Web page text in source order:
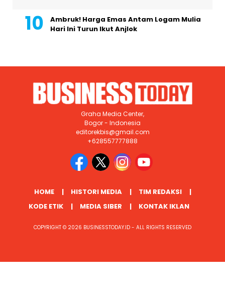
Ambruk! Harga Emas Antam Logam Mulia
Hari Ini Turun Ikut Anjlok
Graha Media Center,
Bogor - Indonesia
editorekbis@gmail.com
+628557777888
HOME HISTORI MEDIA
TIM REDAKSI
KODE ETIK
MEDIA SIBER KONTAK IKLAN
COPYRIGHT © 2026 BUSINESSTODAY.ID - ALL RIGHTS RESERVED